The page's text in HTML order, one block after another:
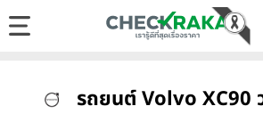
รถยนต์ Volvo XC90